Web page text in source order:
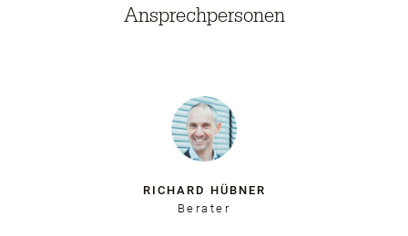
Ansprechpersonen
RICHARD HÜBNER
Berater